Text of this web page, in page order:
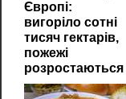
Європі:
вигоріло сотні
тисяч гектарів,
пожежі
розростаються